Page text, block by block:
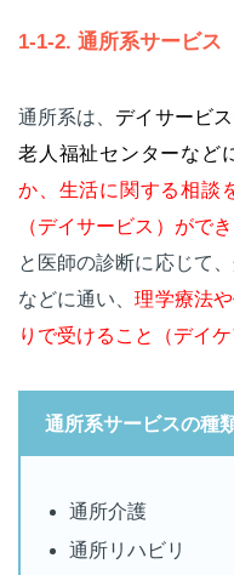
1-1-2. 通所系サービス
通所系は、 デイサービ
老人福祉センターなど
か、生活に関する相談
（デイサービス）がで
と医師の診断に応じて
などに通い、理学療法
りで受けること（デイ
通所系サービスの種
通所介護
通所リハビリ